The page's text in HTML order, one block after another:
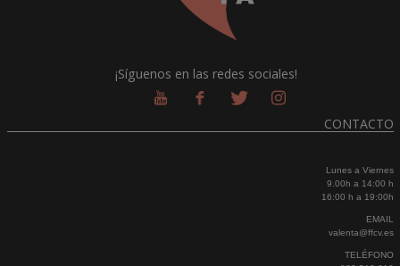
¡Síguenos en las redes sociales!
CONTACTO
Lunes a Viernes
9.00h a 14:00 h
16:00 h a 19:00h
EMAIL
valenta@ffcv.es
TELÉFONO